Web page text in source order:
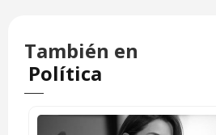
También en
Política